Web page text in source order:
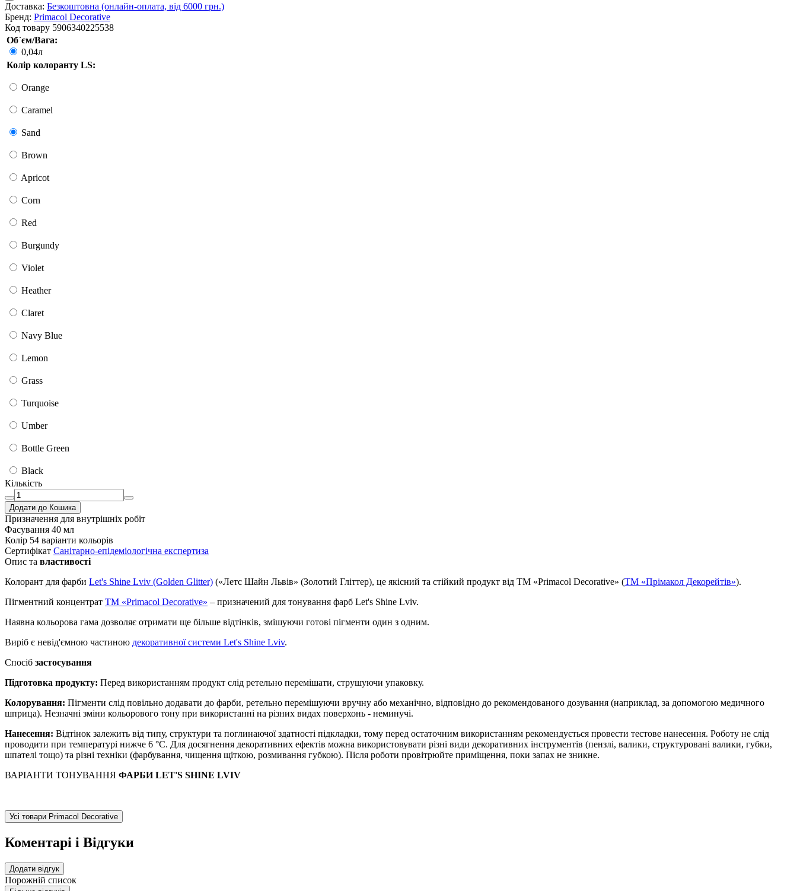
Доставка: Безкоштовна (онлайн-оплата, від 6000 грн.)
Бренд: Primacol Decorative
Код товару 5906340225538
Об`єм/Вага:
0,04л
Колір колоранту LS:
Orange
Caramel
Sand
Brown
Apricot
Corn
Red
Burgundy
Violet
Heather
Claret
Navy Blue
Lemon
Grass
Turquoise
Umber
Bottle Green
Black
Кількість
Додати до Кошика
Призначення для внутрішніх робіт
Фасування 40 мл
Колір 54 варіанти кольорів
Сертифікат Санітарно-епідеміологічна експертиза
Опис та властивості
Колорант для фарби Let's Shine Lviv (Golden Glitter) («Летс Шайн Львів» (Золотий Гліттер), це якісний та стійкий продукт від ТМ «Primacol Decorative» (ТМ «Прімакол Декорейтів»).
Пігментний концентрат ТМ «Primacol Decorative» – призначений для тонування фарб Let's Shine Lviv.
Наявна кольорова гама дозволяє отримати ще більше відтінків, змішуючи готові пігменти один з одним.
Виріб є невід'ємною частиною декоративної системи Let's Shine Lviv.
Спосіб застосування
Підготовка продукту: Перед використанням продукт слід ретельно перемішати, струшуючи упаковку.
Колорування: Пігменти слід повільно додавати до фарби, ретельно перемішуючи вручну або механічно, відповідно до рекомендованого дозування (наприклад, за допомогою медичного
шприца). Незначні зміни кольорового тону при використанні на різних видах поверхонь - неминучі.
Нанесення: Відтінок залежить від типу, структури та поглинаючої здатності підкладки, тому перед остаточним використанням рекомендується провести тестове нанесення. Роботу не слід
проводити при температурі нижче 6 °С. Для досягнення декоративних ефектів можна використовувати різні види декоративних інструментів (пензлі, валики, структуровані валики, губки,
шпателі тощо) та різні техніки (фарбування, чищення щіткою, розмивання губкою). Після роботи провітрюйте приміщення, поки запах не зникне.
ВАРІАНТИ ТОНУВАННЯ ФАРБИ LET'S SHINE LVIV
Усі товари Primacol Decorative
Коментарі і Відгуки
Додати відгук
Порожній список